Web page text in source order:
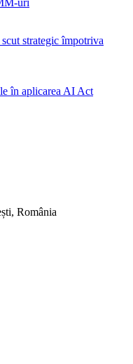
strategic împotriva
în aplicarea AI Act
România